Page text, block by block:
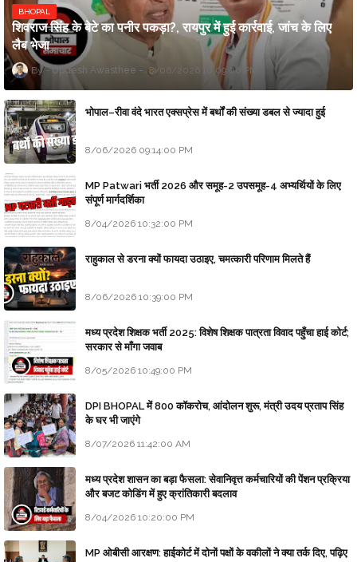
BHOPAL
शिवराज सिंह के बेटे का पनीर पकड़ा?, रायपुर में हुई कार्रवाई, जांच के लिए
लैब भेजा
Updesh Awasthee 8/06/2026 10:09:00 PM
भोपाल–रीवा वंदे भारत एक्सप्रेस में बर्थों की संख्या डबल से ज्यादा हुई
8/06/2026 09:14:00 PM
MP Patwari भर्ती 2026 और समूह-2 उपसमूह-4 अभ्यर्थियों के लिए
संपूर्ण मार्गदर्शिका
8/04/2026 10:32:00 PM
राहुकाल से डरना क्यों फायदा उठाइए, चमत्कारी परिणाम मिलते हैं
8/06/2026 10:39:00 PM
मध्य प्रदेश शिक्षक भर्ती 2025: विशेष शिक्षक पात्रता विवाद पहुँचा हाई कोर्ट;
सरकार से माँगा जवाब
8/05/2026 10:49:00 PM
DPI BHOPAL में 800 कॉकरोच, आंदोलन शुरू, मंत्री उदय प्रताप सिंह
के घर भी जाएंगे
8/07/2026 11:42:00 AM
मध्य प्रदेश शासन का बड़ा फैसला: सेवानिवृत्त कर्मचारियों की पेंशन प्रक्रिया
और बजट कोडिंग में हुए क्रांतिकारी बदलाव
8/04/2026 10:20:00 PM
MP ओबीसी आरक्षण: हाईकोर्ट में दोनों पक्षों के वकीलों ने क्या तर्क दिए, पढ़िए